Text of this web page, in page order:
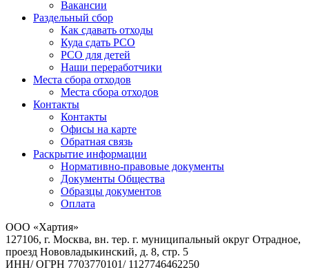
Вакансии
Раздельный сбор
Как сдавать отходы
Куда сдать РСО
РСО для детей
Наши переработчики
Места сбора отходов
Места сбора отходов
Контакты
Контакты
Офисы на карте
Обратная связь
Раскрытие информации
Нормативно-правовые документы
Документы Общества
Образцы документов
Оплата
ООО «Хартия»
127106, г. Москва, вн. тер. г. муниципальный округ Отрадное,
проезд Нововладыкинский, д. 8, стр. 5
ИНН/ ОГРН 7703770101/ 1127746462250